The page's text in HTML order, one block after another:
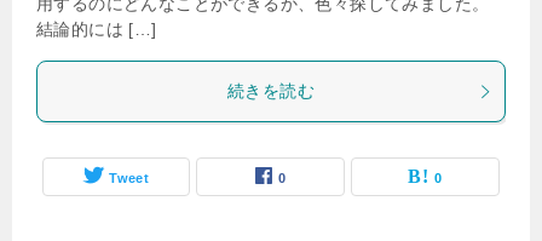
結論的には […]
続きを読む
Tweet 0 0